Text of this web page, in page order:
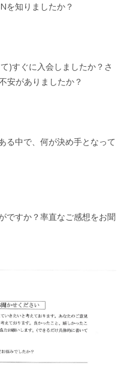
を知りましたか？
)すぐに入会しましたか？さ
安がありましたか？
る中で、何が決め手となって
ですか？率直なご感想をお聞